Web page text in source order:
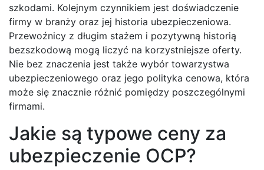
szkodami. Kolejnym czynnikiem jest doświadczenie
firmy w branży oraz jej historia ubezpieczeniowa.
Przewoźnicy z długim stażem i pozytywną historią
bezszkodową mogą liczyć na korzystniejsze oferty.
Nie bez znaczenia jest także wybór towarzystwa
ubezpieczeniowego oraz jego polityka cenowa, która
może się znacznie różnić pomiędzy poszczególnymi
firmami.
Jakie są typowe ceny za
ubezpieczenie OCP?